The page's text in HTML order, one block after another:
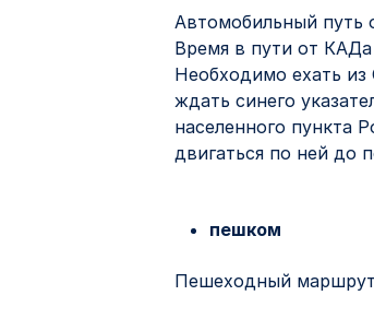
Автомобильный путь
Время в пути от
Необходимо ехать
ждать синего
населенного пункта
двигаться по ней до
пешком
Пешеходный